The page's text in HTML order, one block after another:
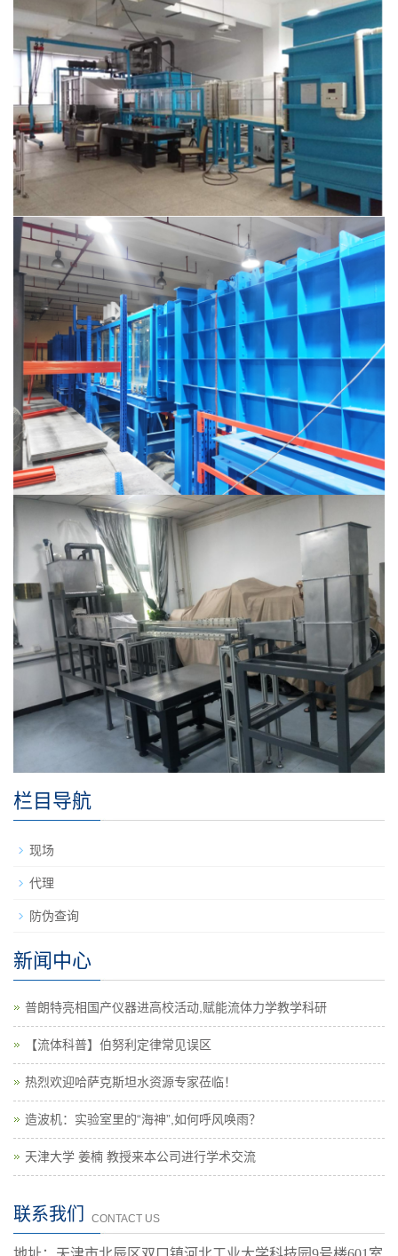
栏目导航
现场
代理
防伪查询
新闻中心
普朗特亮相国产仪器进高校活动,赋能流体力学教学科研
【流体科普】伯努利定律常见误区
热烈欢迎哈萨克斯坦水资源专家莅临！
造波机：实验室里的“海神”,如何呼风唤雨？
天津大学 姜楠 教授来本公司进行学术交流
联系我们 CONTACT US